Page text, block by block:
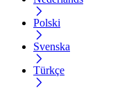
Polski
Svenska
Türkçe